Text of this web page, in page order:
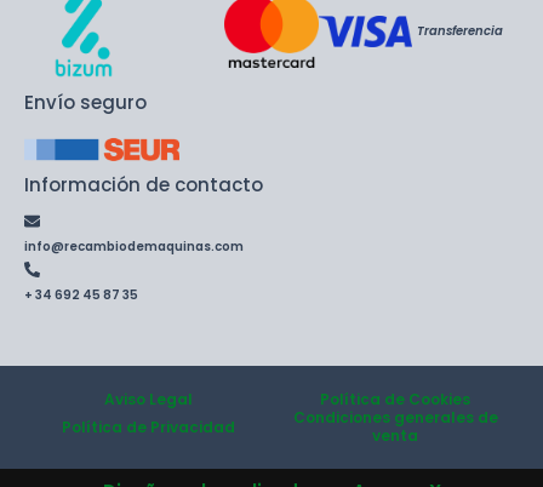
Transferencia
Envío seguro
Información de contacto
info@recambiodemaquinas.com
+ 34 692 45 87 35
Aviso Legal
Política de Cookies
Política de Privacidad
Condiciones generales de
venta